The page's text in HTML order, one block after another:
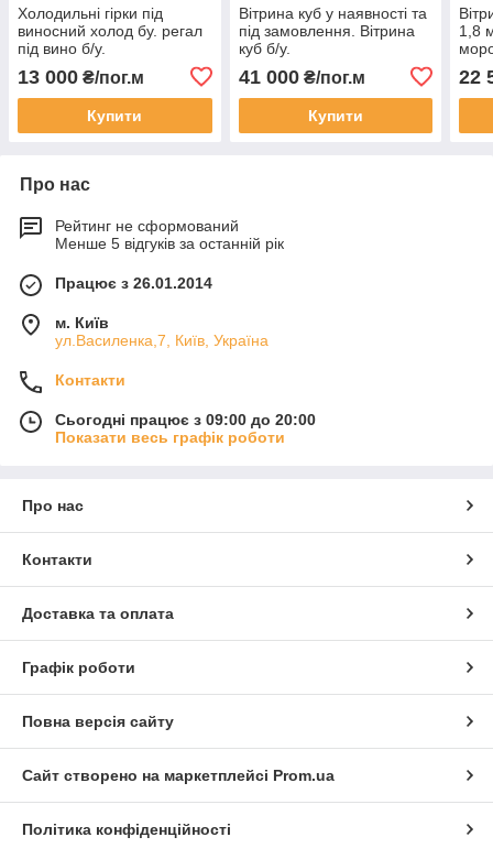
Холодильні гірки під
виносний холод бу. регал
під вино б/у.
13 000 ₴/пог.м
Купити
Вітрина куб у наявності та
під замовлення. Вітрина
куб б/у.
41 000₴/пог.м
Купити
1,8
22
Про нас
Рейтинг не сформований
Менше 5 відгуків за останній рік
Працює з 26.01.2014
м. Київ
ул.Василенка,7, Київ, Україна
Контакти
Сьогодні працює з 09:00 до 20:00
Показати весь графік роботи
Про нас
Контакти
Доставка та оплата
Графік роботи
Повна версія сайту
Сайт створено на маркетплейсі Prom.ua
Політика конфіденційності